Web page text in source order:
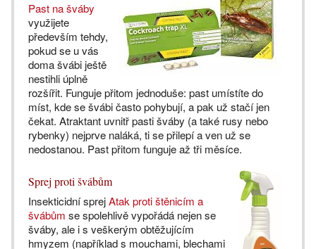
Past na šváby
využijete
především tehdy,
pokud se u vás
doma švábi ještě
nestihli úplně
rozšířit. Funguje přitom jednoduše: past umístíte do
míst, kde se švábi často pohybují, a pak už stačí jen
čekat. Atraktant uvnitř pasti šváby (a také rusy nebo
rybenky) nejprve naláká, ti se přilepí a ven už se
nedostanou. Past přitom funguje až tři měsíce.
Sprej proti švábům
Insekticidní sprejAtak proti štěnicím a
švábům se spolehlivě vypořádá nejen se
šváby, ale i s veškerým obtěžujícím
hmyzem (například s mouchami, blechami